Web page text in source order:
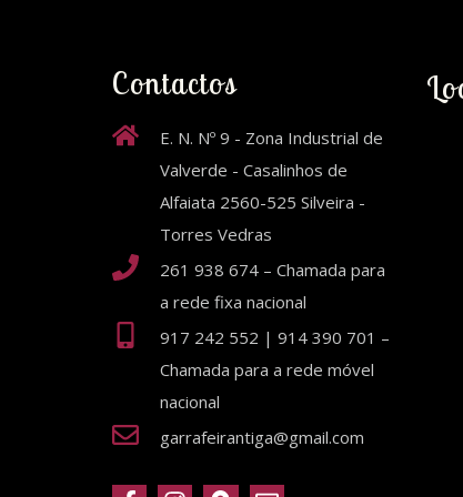
Contactos
E. N. Nº 9 - Zona Industrial de
Valverde - Casalinhos de
Alfaiata 2560-525 Silveira -
Torres Vedras
261 938 674 – Chamada para
a rede fixa nacional
917 242 552 | 914 390 701 –
Chamada para a rede móvel
nacional
garrafeirantiga@gmail.com